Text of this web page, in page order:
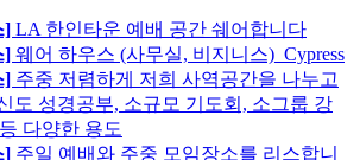
] LA 한인타운 예배 공간 쉐어합니다
] 웨어 하우스 (사무실, 비지니스)_Cypress
] 주중 저렴하게 저희 사역공간을 나누고
도 성경공부, 소규모 기도회, 소그룹 강
다양한 용도
] 주일 예배와 주중 모임장소를 리스합니